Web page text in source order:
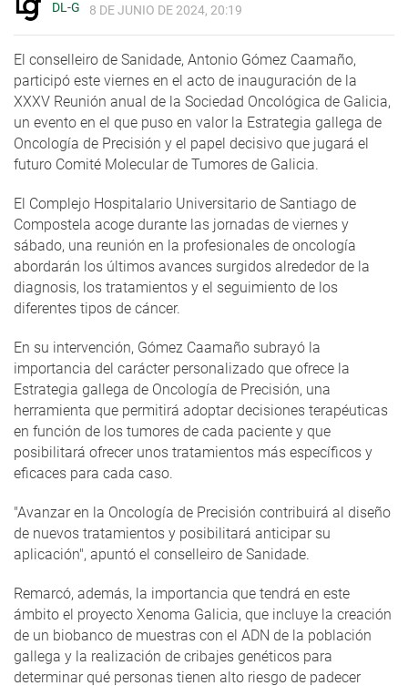
DL-G 8 DE JUNIO DE 2024, 20:19
El conselleiro de Sanidade, Antonio Gómez Caamaño,
participó este viernes en el acto de inauguración de la
XXXV Reunión anual de la Sociedad Oncológica de Galicia,
un evento en el que puso en valor la Estrategia gallega de
Oncología de Precisión y el papel decisivo que jugará el
futuro Comité Molecular de Tumores de Galicia.
El Complejo Hospitalario Universitario de Santiago de
Compostela acoge durante las jornadas de viernes y
sábado, una reunión en la profesionales de oncología
abordarán los últimos avances surgidos alrededor de la
diagnosis, los tratamientos y el seguimiento de los
diferentes tipos de cáncer.
En su intervención, Gómez Caamaño subrayó la
importancia del carácter personalizado que ofrece la
Estrategia gallega de Oncología de Precisión, una
herramienta que permitirá adoptar decisiones terapéuticas
en función de los tumores de cada paciente y que
posibilitará ofrecer unos tratamientos más específicos y
eficaces para cada caso.
"Avanzar en la Oncología de Precisión contribuirá al diseño
de nuevos tratamientos y posibilitará anticipar su
aplicación", apuntó el conselleiro de Sanidade.
Remarcó, además, la importancia que tendrá en este
ámbito el proyecto Xenoma Galicia, que incluye la creación
de un biobanco de muestras con el ADN de la población
gallega y la realización de cribajes genéticos para
determinar qué personas tienen alto riesgo de padecer